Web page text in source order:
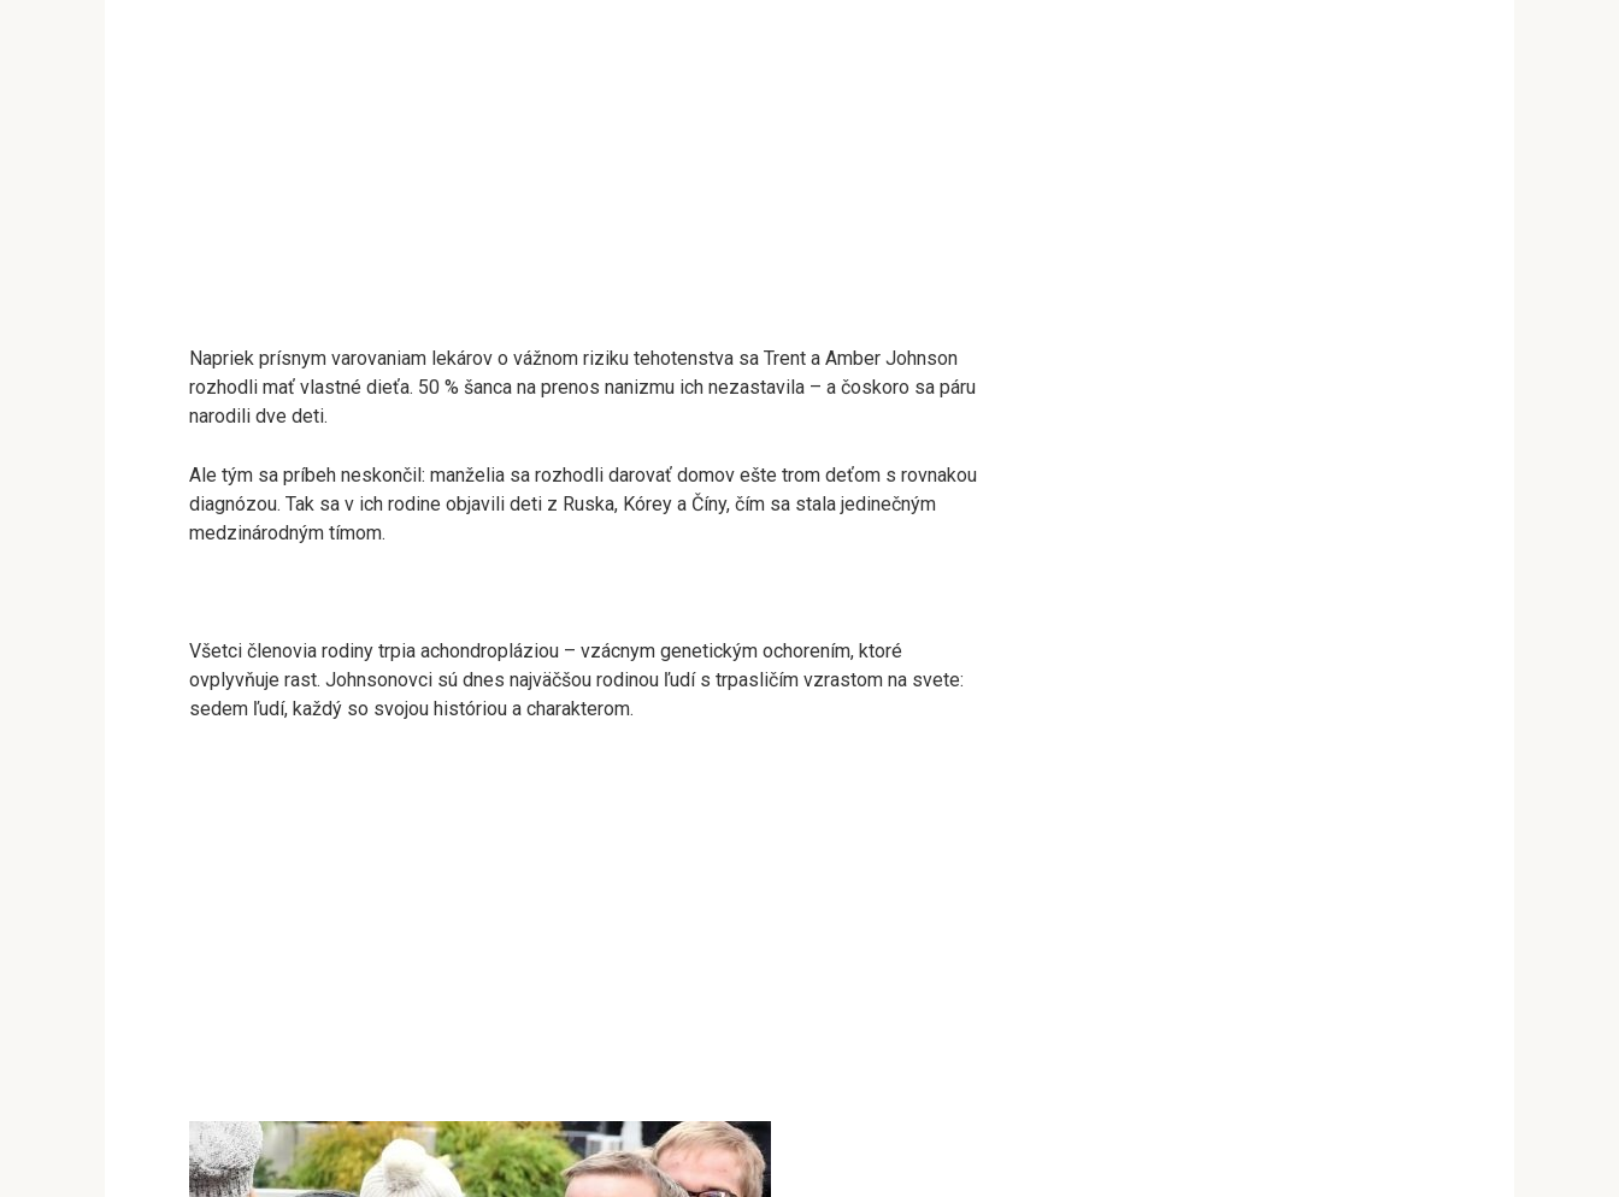
Napriek prísnym varovaniam lekárov o vážnom riziku tehotenstva sa Trent a Amber Johnson
rozhodli mať vlastné dieťa. 50 % šanca na prenos nanizmu ich nezastavila – a čoskoro sa páru
narodili dve deti.
Ale tým sa príbeh neskončil: manželia sa rozhodli darovať domov ešte trom deťom s rovnakou
diagnózou. Tak sa v ich rodine objavili deti z Ruska, Kórey a Číny, čím sa stala jedinečným
medzinárodným tímom.
Všetci členovia rodiny trpia achondropláziou – vzácnym genetickým ochorením, ktoré
ovplyvňuje rast. Johnsonovci sú dnes najväčšou rodinou ľudí s trpasličím vzrastom na svete:
sedem ľudí, každý so svojou históriou a charakterom.